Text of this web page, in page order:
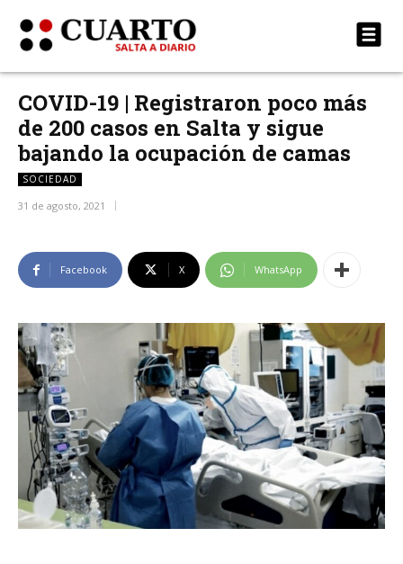
COVID-19 | Registraron poco más
de 200 casos en Salta y sigue
bajando la ocupación de camas
SOCIEDAD
31 de agosto, 2021
Facebook X WhatsApp